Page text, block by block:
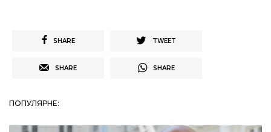
SHARE TWEET
SHARE SHARE
ПОПУЛЯРНЕ: